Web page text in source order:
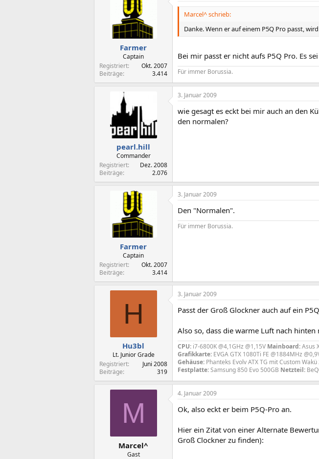
Farmer
Captain
Registriert
Okt. 2007
Beiträge
3.414
Marcel^ schrieb:
Danke. Wenn er auf einem P5Q Pro passt,
Bei mir passt er nicht aufs P5Q Pro. Es
Für immer Borussia.
pearl.hill
Commander
Registriert
Dez. 2008
Beiträge
2.076
3. Januar 2009
wie gesagt es eckt bei mir auch an den
den normalen?
Farmer
Captain
Registriert
Okt. 2007
Beiträge
3.414
3. Januar 2009
Den "Normalen".
Für immer Borussia.
H
Hu3bl
Lt. Junior Grade
Registriert
Juni 2008
Beiträge
319
3. Januar 2009
Passt der Groß Glockner auch auf ein
Also so, dass die warme Luft nach hinten
CPU: i7-6800K @4,1GHz @1,15V Mainboard:Asus
Grafikkarte: EVGA GTX 1080Ti FE @1884MHz
Gehäuse: Phanteks Evolv ATX TG mit Custom
Festplatte:Samsung 850 Evo 500GB Netzteil:
M
Marcel^
Gast
4. Januar 2009
Ok, also eckt er beim P5Q-Pro an.
Hier ein Zitat von einer Alternate
Groß Clockner zu finden):